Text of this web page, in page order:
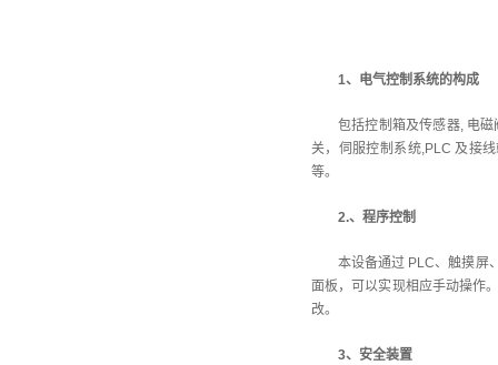
1、电气控制系统的构成
包括控制箱及传感器, 电
关，伺服控制系统,PLC 及接
等。
2.、程序控制
本设备通过 PLC、触摸屏
面板，可以实现相应手动操作
改。
3、安全装置